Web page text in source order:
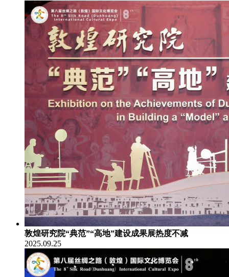
敦煌研究院“典范”“高地”建设成果展热度不减
2025.09.25